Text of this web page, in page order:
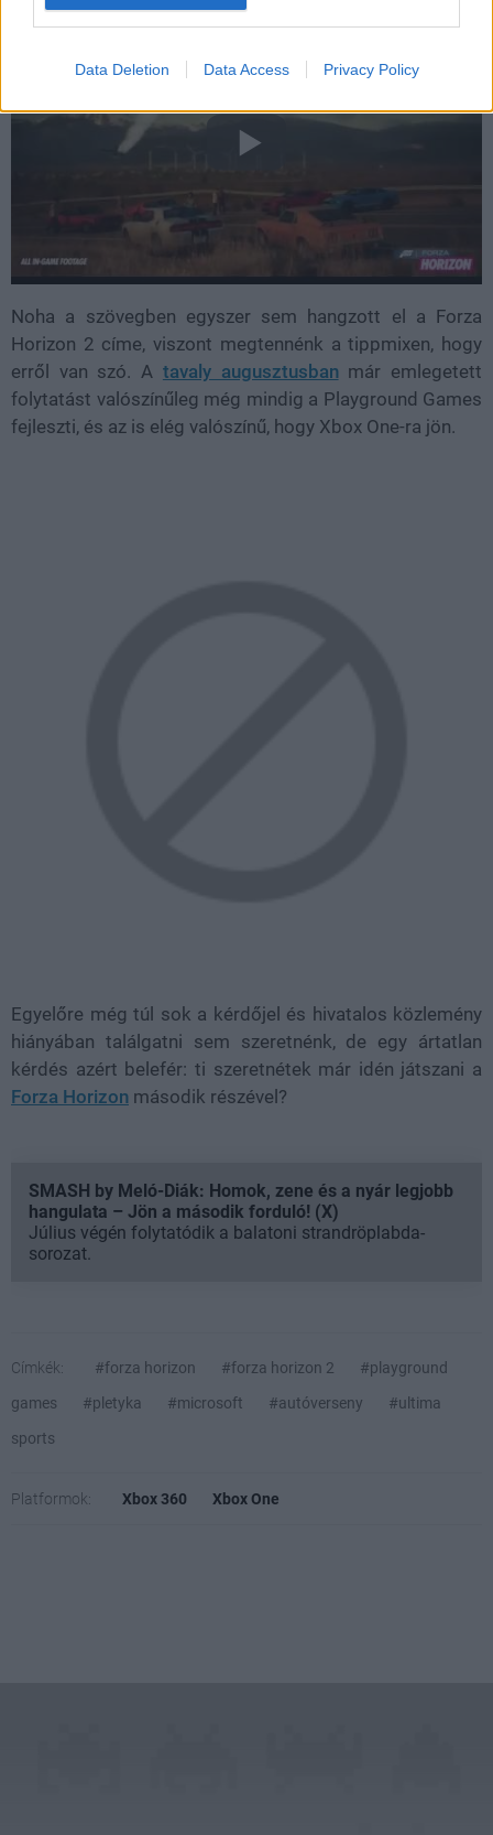
Data Deletion Data Access Privacy Policy
Noha a szövegben egyszer sem hangzott el a Forza
Horizon 2 címe, viszont megtennénk a tippmixen, hogy
erről van szó. A tavaly augusztusbanmár emlegetett
folytatást valószínűleg még mindig a Playground Games
fejleszti, és az is elég valószínű, hogy Xbox One-ra jön.
Egyelőre még túl sok a kérdőjel és hivatalos közlemény
hiányában találgatni sem szeretnénk, de egy ártatlan
kérdés azért belefér: ti szeretnétek már idén játszani a
Forza Horizon második részével?
SMASH by Meló-Diák: Homok, zene és a nyár legjobb
hangulata – Jön a második forduló! (X)
Július végén folytatódik a balatoni strandröplabda-
sorozat.
Címkék: #forza horizon #forza horizon 2
#playground
games
#pletyka #microsoft #autóverseny
#ultima
sports
Platformok: Xbox 360 Xbox One